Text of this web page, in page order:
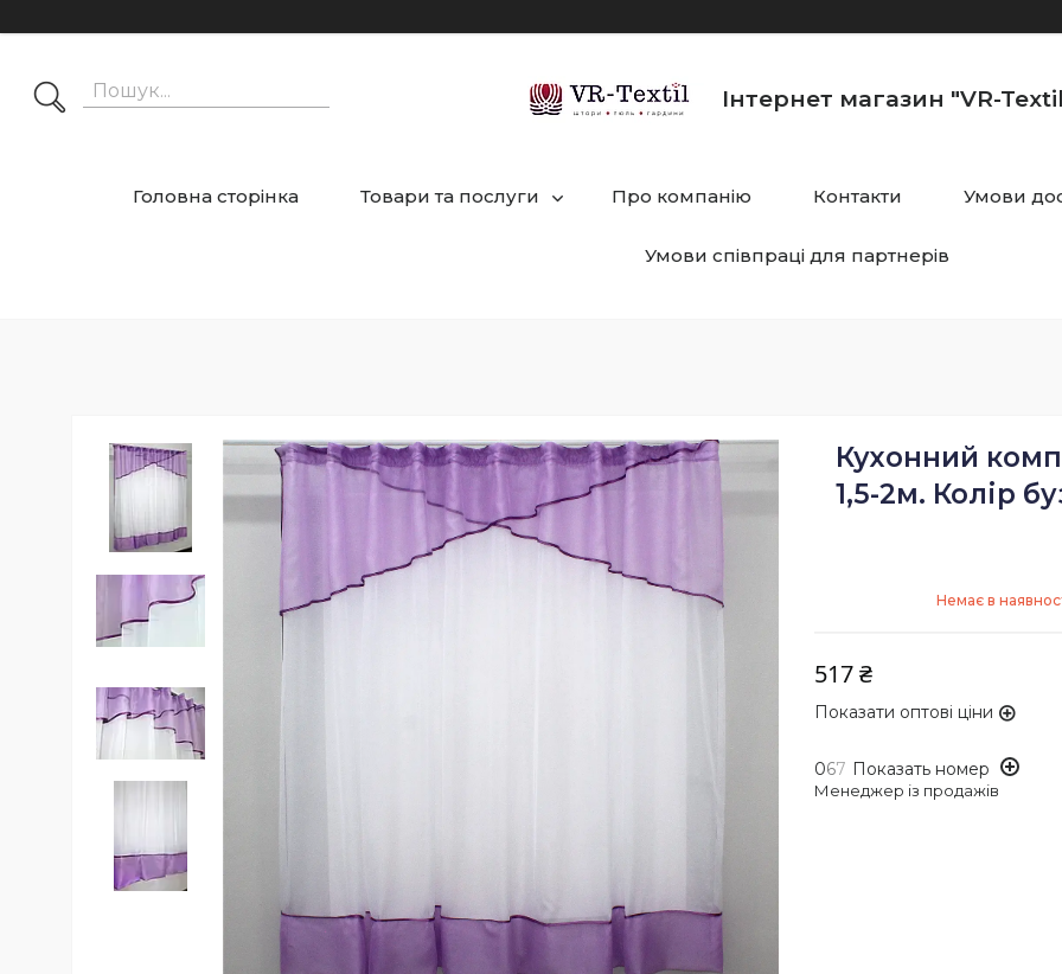
Інтернет магазин "VR-
Головна сторінка Товари та послуги Про компанію Контакти Умови
Умови співпраці для партнерів
Кухонний
1,5-2м. Колір
Немає в
517 ₴
Показати оптові ціни
067 Показать номер
Менеджер із продажів